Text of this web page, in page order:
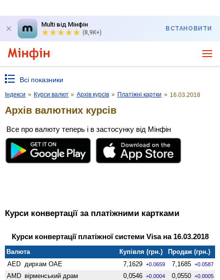
Multi від Мінфін
(8,9K+)
ВСТАНОВИТИ
Всі показники
Індекси » Курси валют » Архів курсів » Платіжні картки » 16.03.2018
Архів валютних курсів
Все про валюту теперь і в застосунку від Мінфін
Курси конвертації за платіжними картками
Курси конвертації платіжної системи Visa на 16.03.2018
Валюта Купівля (грн.)
Продаж (грн.)
AED дирхам ОАЕ 7,1629 +0.0659 7,1685 +0.0587
AMD вiрменський драм 0,0546 +0.0004 0,0550 +0.0005